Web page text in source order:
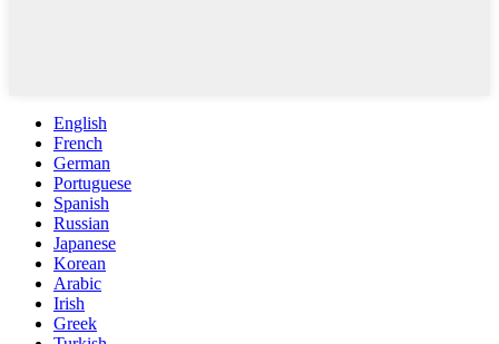
English
French
German
Portuguese
Spanish
Russian
Japanese
Korean
Arabic
Irish
Greek